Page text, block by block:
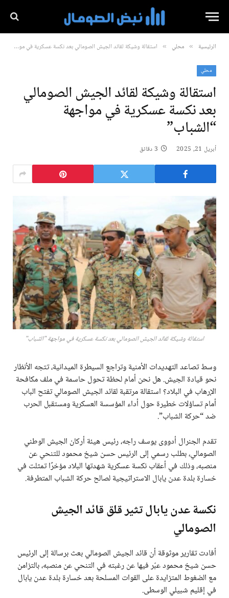
الرئيسية » محلي » استقالة وشيكة لقائد الجيش الصومالي بعد نكسة عسكرية في مواجهة “الشباب”
محلي
استقالة وشيكة لقائد الجيش الصومالي
بعد نكسة عسكرية في مواجهة
“الشباب”
أبريل 21, 2025 3 دقائق
استقالة وشيكة لقائد الجيش الصومالي بعد نكسة عسكرية في مواجهة "الشباب"
وسط تصاعد التهديدات الأمنية وتراجع السيطرة الميدانية، تتجه الأنظار
نحو قيادة الجيش. هل نحن أمام لحظة تحول حاسمة في ملف مكافحة
الإرهاب في البلاد؟ استقالة مرتقبة لقائد الجيش الصومالي تفتح الباب
أمام تساؤلات خطيرة حول أداء المؤسسة العسكرية ومستقبل الحرب
ضد “حركة الشباب”.
تقدم الجنرال أدووى يوسف راجه، رئيس هيئة أركان الجيش الوطني
الصومالي، بطلب رسمي إلى الرئيس حسن شيخ محمود للتنحي عن
منصبه، وذلك في أعقاب نكسة عسكرية شهدتها البلاد مؤخرًا تمثلت في
خسارة بلدة عدن يابال الاستراتيجية لصالح حركة الشباب المتطرفة.
نكسة عدن يابال تثير قلق قائد الجيش
الصومالي
أفادت تقارير موثوقة أن قائد الجيش الصومالي بعث برسالة إلى الرئيس
حسن شيخ محمود عبّر فيها عن رغبته في التنحي عن منصبه، بالتزامن
مع الضغوط المتزايدة على القوات المسلحة بعد خسارة بلدة عدن يابال
في إقليم شبيلي الوسطى.